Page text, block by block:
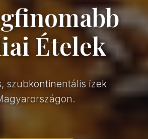
Ételek
szubkontinentális ízek